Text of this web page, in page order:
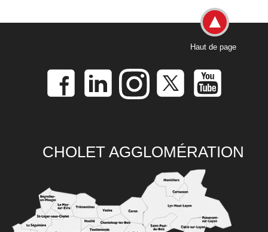
Haut de page
CHOLET AGGLOMÉRATION